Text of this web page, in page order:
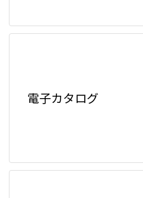
電子カタログ